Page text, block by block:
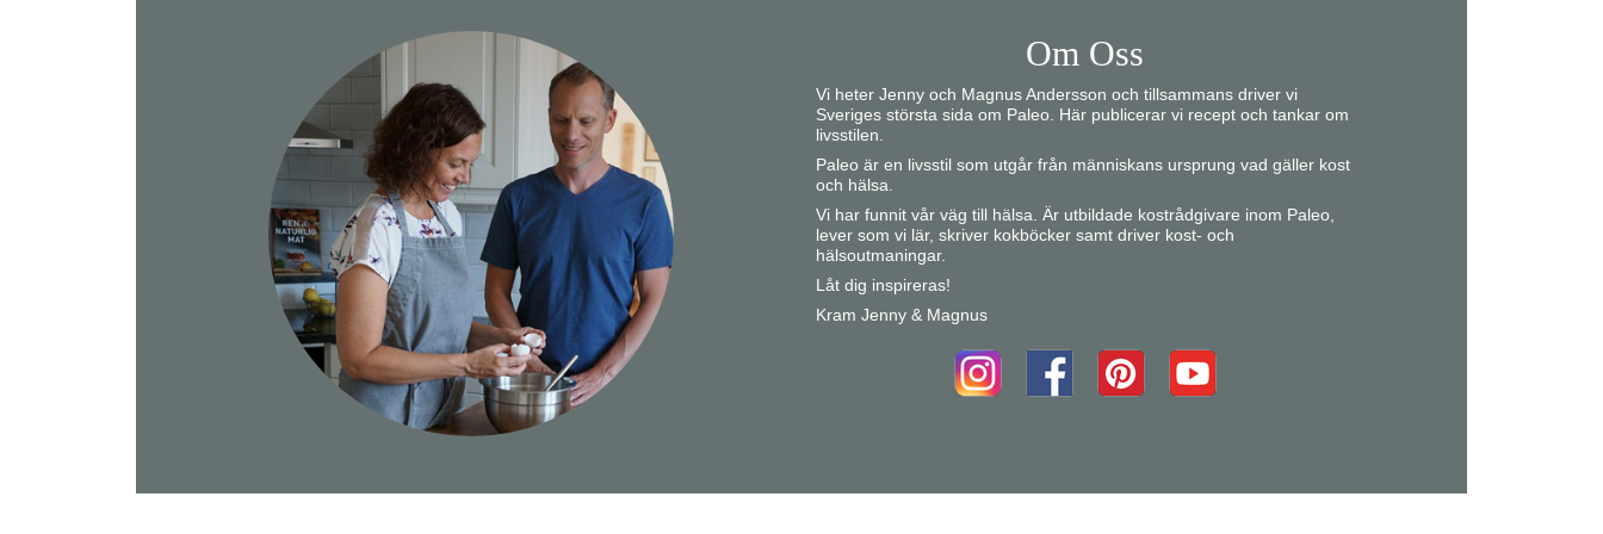
Om Oss
Vi heter Jenny och Magnus Andersson och tillsammans driver vi
Sveriges största sida om Paleo. Här publicerar vi recept och tankar om
livsstilen.
Paleo är en livsstil som utgår från människans ursprung vad gäller kost
och hälsa.
Vi har funnit vår väg till hälsa. Är utbildade kostrådgivare inom Paleo,
lever som vi lär, skriver kokböcker samt driver kost- och
hälsoutmaningar.
Låt dig inspireras!
Kram Jenny & Magnus